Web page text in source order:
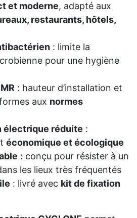
et moderne, adapté aux
restaurants, hôtels,
: limite la
pour une hygiène
: hauteur d’installation et
aux normes
électrique réduite :
économique et écologique
: conçu pour résister à un
les lieux très fréquentés
: livré avec kit de fixation